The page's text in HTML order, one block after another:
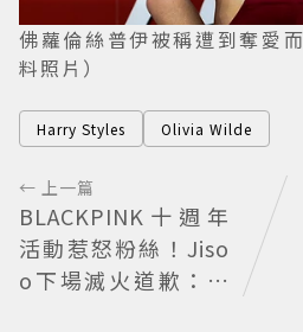
佛蘿倫絲普伊被稱遭到奪愛
料照片）
Harry Styles Olivia Wilde
← 上一篇
BLACKPINK十週年
活動惹怒粉絲！Jiso
o下場滅火道歉：對